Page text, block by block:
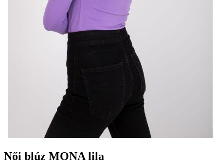
Női blúz MONA lila